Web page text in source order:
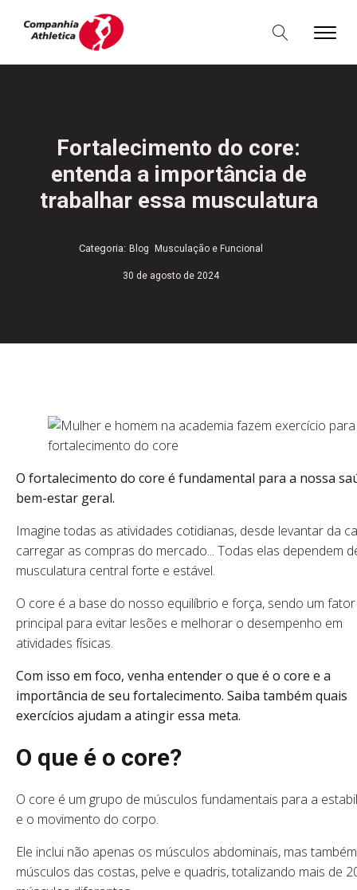
Fortalecimento do core:
entenda a importância de
trabalhar essa musculatura
Categoria: Blog Musculação e Funcional
30 de agosto de 2024
O fortalecimento do core é fundamental para a nossa
bem-estar geral.
Imagine todas as atividades cotidianas, desde levantar da
carregar as compras do mercado... Todas elas dependem
musculatura central forte e estável.
O core é a base do nosso equilíbrio e força, sendo um fator
principal para evitar lesões e melhorar o desempenho em
atividades físicas.
Com isso em foco, venha entender o que é o core e a
importância de seu fortalecimento. Saiba também quais
exercícios ajudam a atingir essa meta.
O que é o core?
O core é um grupo de músculos fundamentais para a
e o movimento do corpo.
Ele inclui não apenas os músculos abdominais, mas
músculos das costas, pelve e quadris, totalizando mais de